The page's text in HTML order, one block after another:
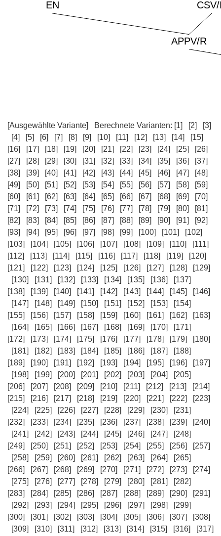
[Ausgewählte Variante] Berechnete Varianten: [1] [2]
[3]
[4]
[5] [6] [7] [8] [9] [10] [11] [12] [13] [14]
[15]
[16]
[17] [18] [19] [20] [21] [22] [23] [24] [25]
[26]
[27]
[28] [29] [30] [31] [32] [33] [34] [35] [36]
[37]
[38]
[39] [40] [41] [42] [43] [44] [45] [46] [47]
[48]
[49]
[50] [51] [52] [53] [54] [55] [56] [57] [58]
[59]
[60]
[61] [62] [63] [64] [65] [66] [67] [68] [69]
[70]
[71]
[72] [73] [74] [75] [76] [77] [78] [79] [80]
[81]
[82]
[83] [84] [85] [86] [87] [88] [89] [90] [91]
[92]
[93]
[94] [95] [96] [97] [98] [99] [100] [101]
[102]
[103]
[104] [105] [106] [107] [108] [109] [110]
[111]
[112]
[113] [114] [115] [116] [117] [118] [119]
[120]
[121]
[122] [123] [124] [125] [126] [127] [128]
[129]
[130]
[131] [132] [133] [134] [135] [136]
[137]
[138]
[139] [140] [141] [142] [143] [144] [145]
[146]
[147]
[148] [149] [150] [151] [152] [153]
[154]
[155]
[156] [157] [158] [159] [160] [161] [162]
[163]
[164]
[165] [166] [167] [168] [169] [170]
[171]
[172]
[173] [174] [175] [176] [177] [178] [179]
[180]
[181]
[182] [183] [184] [185] [186] [187]
[188]
[189]
[190] [191] [192] [193] [194] [195] [196]
[197]
[198]
[199] [200] [201] [202] [203] [204]
[205]
[206]
[207] [208] [209] [210] [211] [212] [213]
[214]
[215]
[216] [217] [218] [219] [220] [221] [222]
[223]
[224]
[225] [226] [227] [228] [229] [230]
[231]
[232]
[233] [234] [235] [236] [237] [238] [239]
[240]
[241]
[242] [243] [244] [245] [246] [247]
[248]
[249]
[250] [251] [252] [253] [254] [255] [256]
[257]
[258]
[259] [260] [261] [262] [263] [264]
[265]
[266]
[267] [268] [269] [270] [271] [272] [273]
[274]
[275]
[276] [277] [278] [279] [280] [281]
[282]
[283]
[284] [285] [286] [287] [288] [289] [290]
[291]
[292]
[293] [294] [295] [296] [297] [298]
[299]
[300]
[301] [302] [303] [304] [305] [306] [307]
[308]
[309]
[310] [311] [312] [313] [314] [315] [316]
[317]